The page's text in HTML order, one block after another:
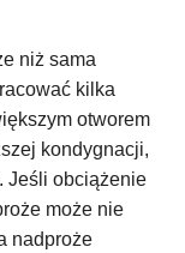
niż sama
kilka
otworem
kondygnacji,
Jeśli obciążenie
może nie
nadproże